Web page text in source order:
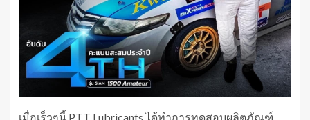
เมื่อเร็วๆนี้ PTT Lubricants ได้ทำการทดสอบผลิตภัณฑ์